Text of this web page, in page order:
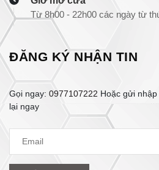
Từ 8h00 - 22h00 các ngày từ
ĐĂNG KÝ NHẬN TIN
Gọi ngay: 0977107222 Hoặc gửi
lại ngay